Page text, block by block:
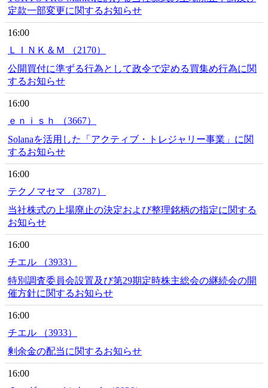
定款一部変更に関するお知らせ
16:00
ＬＩＮＫ＆Ｍ （2170）
公開買付に準ずる行為として政令で定める買集め行為に関
するお知らせ
16:00
ｅｎｉｓｈ （3667）
Solanaを活用した「アクティブ・トレジャリー事業」に関
するお知らせ
16:00
テクノマセマ （3787）
当社株式の上場廃止の決定および整理銘柄の指定に関する
お知らせ
16:00
チエル （3933）
特別調査委員会設置及び第29期定時株主総会の継続会の開
催方針に関するお知らせ
16:00
チエル （3933）
剰余金の配当に関するお知らせ
16:00